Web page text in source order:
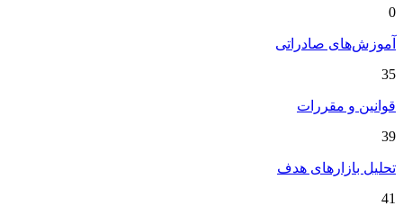
0
آموزش‌های صادراتی
35
قوانین و مقررات
39
تحلیل بازارهای هدف
41